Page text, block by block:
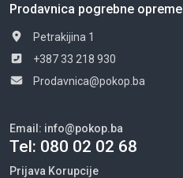
Prodavnica pogrebne opreme
Petrakijina 1
+387 33 218 930
Prodavnica@pokop.ba
Email: info@pokop.ba
Tel: 080 02 02 68
Prijava Korupcije